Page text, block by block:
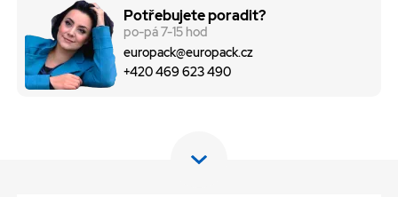
Potřebujete poradit?
po-pá 7-15 hod
europack@europack.cz
+420 469 623 490